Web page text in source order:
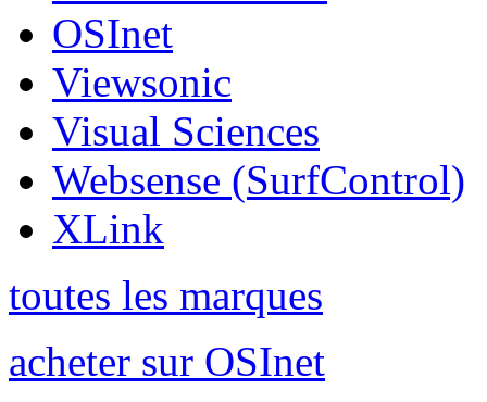
OSInet
Viewsonic
Visual Sciences
Websense (SurfControl)
XLink
toutes les marques
acheter sur OSInet